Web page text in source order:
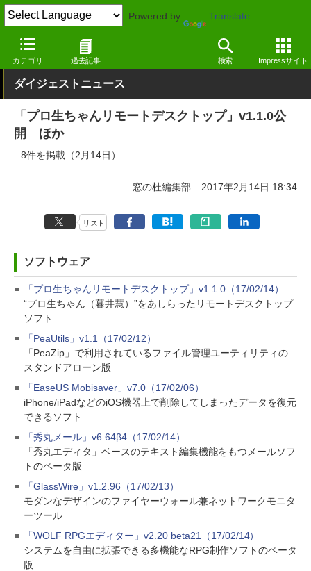
Powered by Translate
カテゴリ 過去記事 検索 Impressサイト
窓の杜 その他の話題 アップデート
ダイジェストニュース
「プロ生ちゃんリモートデスクトップ」v1.1.0公
開 ほか
8件を掲載（2月14日）
窓の杜編集部 2017年2月14日 18:34
リスト
ソフトウェア
「プロ生ちゃんリモートデスクトップ」v1.1.0（17/02/14）
“プロ生ちゃん（暮井慧）”をあしらったリモートデスクトップ
ソフト
「PeaUtils」v1.1（17/02/12）
「PeaZip」で利用されているファイル管理ユーティリティの
スタンドアローン版
「EaseUS Mobisaver」v7.0（17/02/06）
iPhone/iPadなどのiOS機器上で削除してしまったデータを復元
できるソフト
「秀丸メール」v6.64β4（17/02/14）
「秀丸エディタ」ベースのテキスト編集機能をもつメールソフ
トのベータ版
「GlassWire」v1.2.96（17/02/13）
モダンなデザインのファイヤーウォール兼ネットワークモニタ
ーツール
「WOLF RPGエディター」v2.20 beta21（17/02/14）
システムを自由に拡張できる多機能なRPG制作ソフトのベータ
版